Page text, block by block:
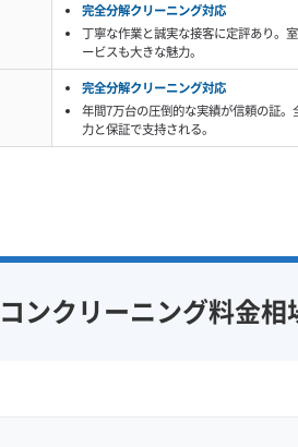
完全分解クリーニング対応
丁寧な作業と誠実な接客に定評あり。
ービスも大きな魅力。
完全分解クリーニング対応
年間7万台の圧倒的な実績が信頼の証
力と保証で支持される。
ンクリーニング料金相